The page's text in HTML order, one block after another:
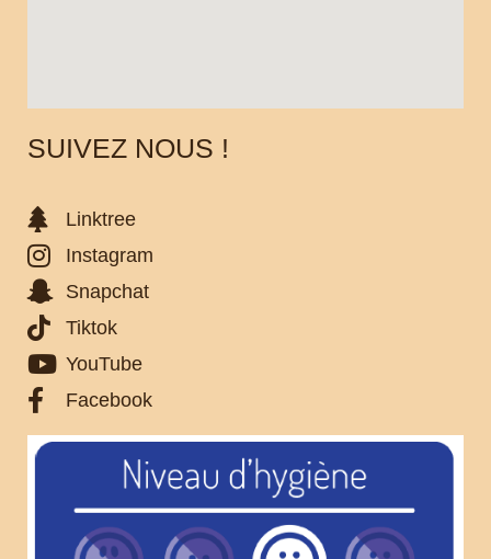
SUIVEZ NOUS !
Linktree
Instagram
Snapchat
Tiktok
YouTube
Facebook